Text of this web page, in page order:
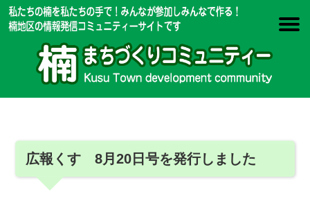
広報くす 8月20日号を発行しました